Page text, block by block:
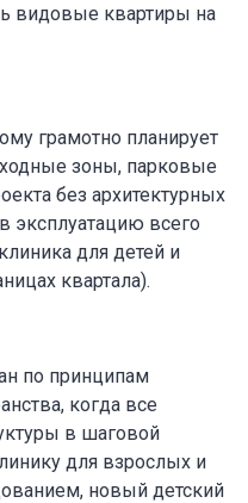
видовые квартиры на
грамотно планирует
зоны, парковые
без архитектурных
эксплуатацию всего
для детей и
квартала).
по принципам
когда все
в шаговой
для взрослых и
новый детский